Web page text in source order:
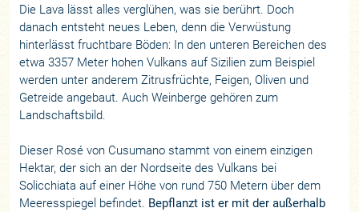
Die Lava lässt alles verglühen, was sie berührt. Doch
danach entsteht neues Leben, denn die Verwüstung
hinterlässt fruchtbare Böden: In den unteren Bereichen des
etwa 3357 Meter hohen Vulkans auf Sizilien zum Beispiel
werden unter anderem Zitrusfrüchte, Feigen, Oliven und
Getreide angebaut. Auch Weinberge gehören zum
Landschaftsbild.
Dieser Rosé von Cusumano stammt von einem einzigen
Hektar, der sich an der Nordseite des Vulkans bei
Solicchiata auf einer Höhe von rund 750 Metern über dem
Meeresspiegel befindet. Bepflanzt ist er mit der außerhalb